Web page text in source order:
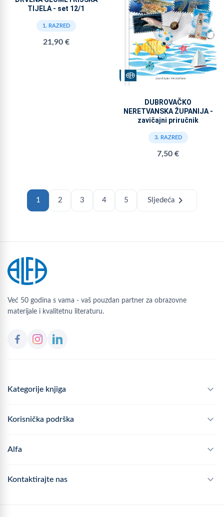
TIJELA - set 12/1
1. RAZRED
21,90 €
DUBROVAČKO
NERETVANSKA ŽUPANIJA -
zavičajni priručnik
3. RAZRED
7,50 €
1 2 3 4 5 Sljedeća chevron_right
Već 50 godina s vama - vaš pouzdan partner za obrazovne
materijale i kvalitetnu literaturu.
Kategorije knjiga
Školski program
Korisnička podrška
Često postavljana pitanja
Alfa
Politika privatnosti
Kontaktirajte nas